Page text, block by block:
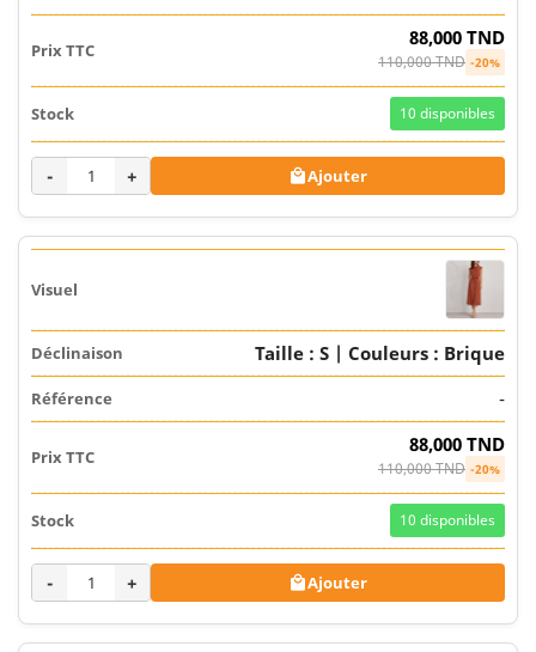
88,000 TND
110,000 TND -20%
10 disponibles
- + Ajouter
Taille : S | Couleurs : Brique
-
88,000 TND
110,000 TND -20%
10 disponibles
- + Ajouter